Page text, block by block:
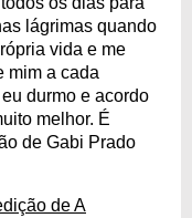
lágrimas quando
vida e me
mim a cada
durmo e acordo
melhor. É
de Gabi Prado
de A